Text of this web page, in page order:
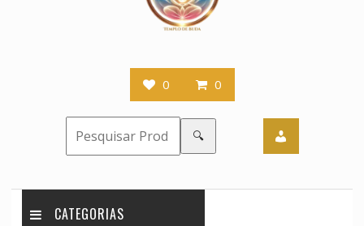
0 0
🔍
CATEGORIAS